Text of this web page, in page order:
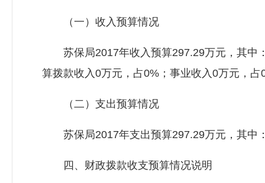
（一）收入预算情况
苏保局2017年收入预算297.29万元，其中
算拨款收入0万元，占0%；事业收入0万元，占
（二）支出预算情况
苏保局2017年支出预算297.29万元，其中
四、财政拨款收支预算情况说明